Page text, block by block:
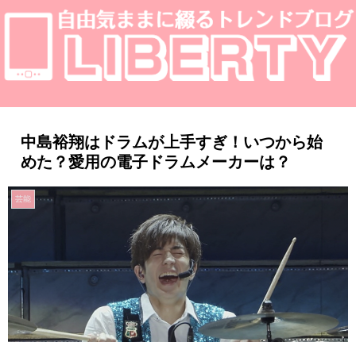
中島裕翔はドラムが上手すぎ！いつから始
めた？愛用の電子ドラムメーカーは？
芸能